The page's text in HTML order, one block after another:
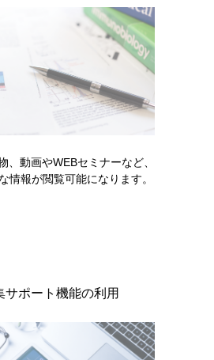
リウマチ患者のみなさま プロ
フを服用（使用）されている
（2025年5月）
セプターカプセルを服用され
者のみなさまへ 服用にあたっ
の悩みを一緒に解決しましょ
2024年4月）
、動画やWEBセミナーなど、
情報が閲覧可能になります。
サポート機能の利用